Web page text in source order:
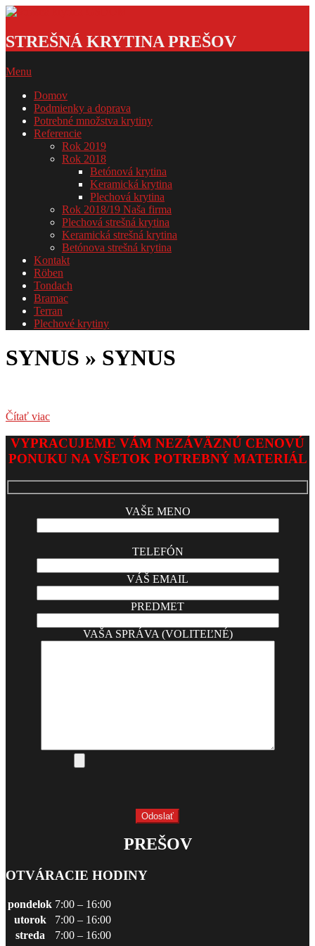
Skip
content
krytina
GSDOM
STREŠNÁ KRYTINA PREŠOV
Primary
Menu
Menu
Domov
Podmienky a doprava
Potrebné množstva krytiny
Referencie
Rok 2019
Rok 2018
Betónová krytina
Keramická krytina
Plechová krytina
Rok 2018/19 Naša firma
Plechová strešná krytina
Keramická strešná krytina
Betónova strešná krytina
Kontakt
Röben
Tondach
Bramac
Terran
Plechové krytiny
SYNUS » SYNUS
Čítať viac
2017-
05-
25
VYPRACUJEME VÁM NEZÁVÄZNÚ CENOVÚ
PONUKU NA VŠETOK POTREBNÝ MATERIÁL
VAŠE MENO
TELEFÓN
VÁŠ EMAIL
PREDMET
VAŠA SPRÁVA (VOLITEĽNÉ)
PREŠOV
OTVÁRACIE HODINY
pondelok 7:00 – 16:00
utorok
7:00 – 16:00
streda
7:00 – 16:00